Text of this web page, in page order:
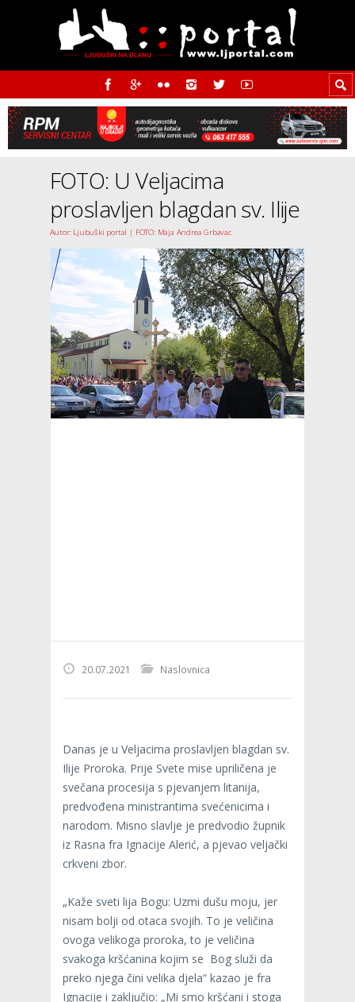
FOTO: U Veljacima
proslavljen blagdan sv. Ilije
Autor: Ljubuški portal | FOTO: Maja Andrea Grbavac
20.07.2021 Naslovnica
Danas je u Veljacima proslavljen blagdan sv.
Ilije Proroka. Prije Svete mise upriličena je
svečana procesija s pjevanjem litanija,
predvođena ministrantima svećenicima i
narodom. Misno slavlje je predvodio župnik
iz Rasna fra Ignacije Alerić, a pjevao veljački
crkveni zbor.
„Kaže sveti lija Bogu: Uzmi dušu moju, jer
nisam bolji od otaca svojih. To je veličina
ovoga velikoga proroka, to je veličina
svakoga kršćanina kojim se Bog služi da
preko njega čini velika djela“ kazao je fra
Ignacije i zaključio: „Mi smo kršćani i stoga